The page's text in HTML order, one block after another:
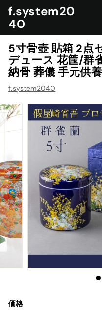
ン
プ
す
る
f.system20
40
5寸骨壺 貼箱 2点
デュース 花筺/群
納骨 葬儀 手元供
f.system2040
価格